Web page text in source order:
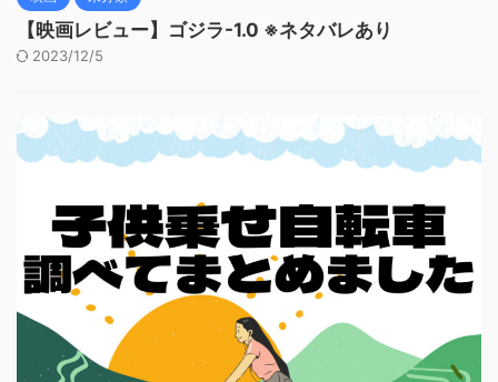
【映画レビュー】ゴジラ-1.0 ※ネタバレあり
2023/12/5